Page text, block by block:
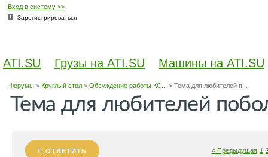
Вход в систему >>
Зарегистрироваться
ATI.SU Грузы на ATI.SU Машины на ATI.SU
Форумы> Круглый стол> Обсуждение работы КС... > Тема для любителей п...
Тема для любителей
ОТВЕТИТЬ « Предыдущая 1